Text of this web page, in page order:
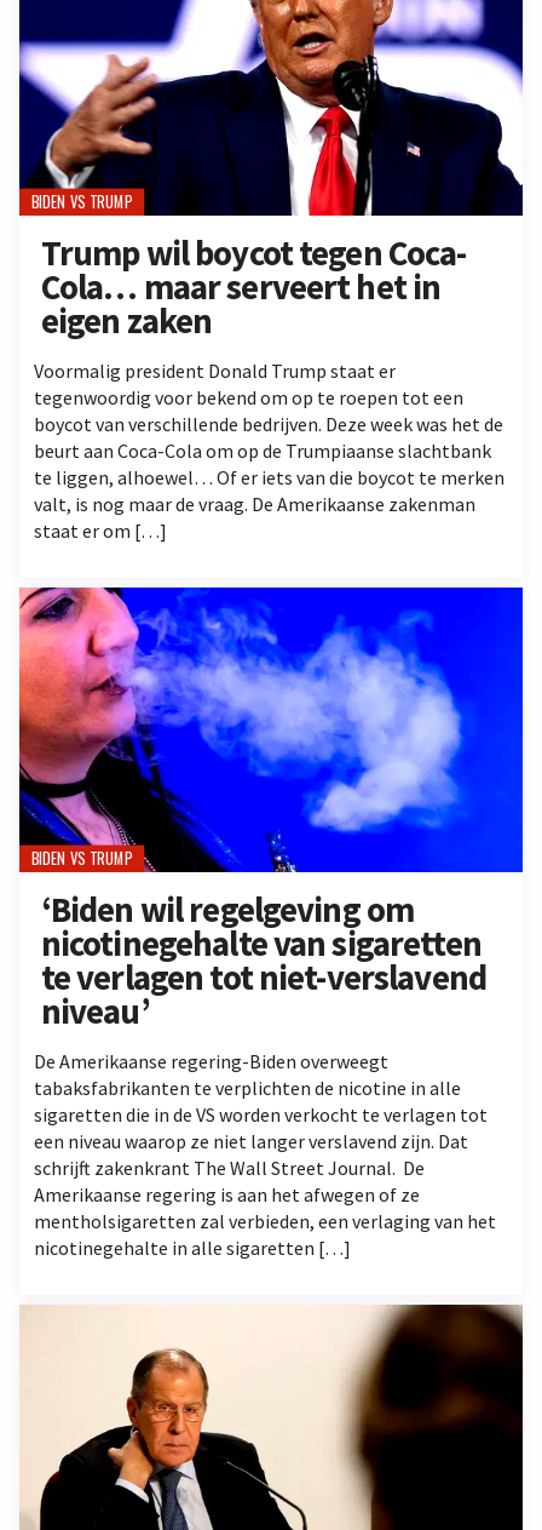
BIDEN VS TRUMP
Trump wil boycot tegen Coca-
Cola… maar serveert het in
eigen zaken
Voormalig president Donald Trump staat er
tegenwoordig voor bekend om op te roepen tot een
boycot van verschillende bedrijven. Deze week was het de
beurt aan Coca-Cola om op de Trumpiaanse slachtbank
te liggen, alhoewel… Of er iets van die boycot te merken
valt, is nog maar de vraag. De Amerikaanse zakenman
staat er om […]
BIDEN VS TRUMP
‘Biden wil regelgeving om
nicotinegehalte van sigaretten
te verlagen tot niet-verslavend
niveau’
De Amerikaanse regering-Biden overweegt
tabaksfabrikanten te verplichten de nicotine in alle
sigaretten die in de VS worden verkocht te verlagen tot
een niveau waarop ze niet langer verslavend zijn. Dat
schrijft zakenkrant The Wall Street Journal. De
Amerikaanse regering is aan het afwegen of ze
mentholsigaretten zal verbieden, een verlaging van het
nicotinegehalte in alle sigaretten […]